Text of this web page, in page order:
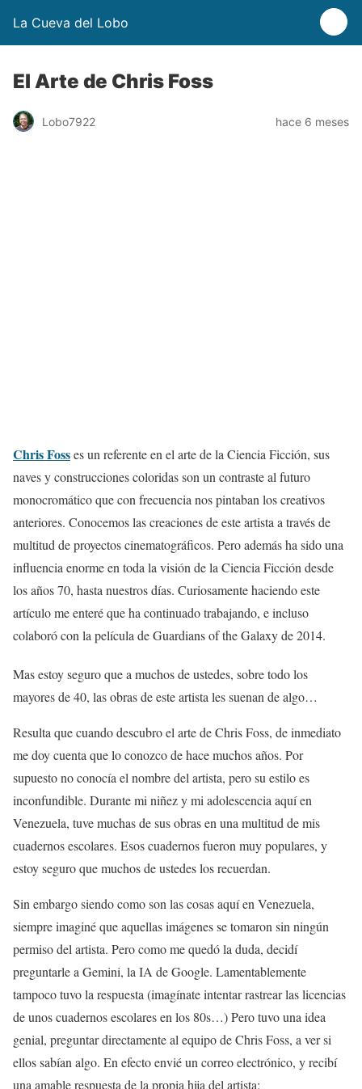
La Cueva del Lobo
El Arte de Chris Foss
Lobo7922 hace 6 meses
Chris Fosses un referente en el arte de la Ciencia Ficción, sus
naves y construcciones coloridas son un contraste al futuro
monocromático que con frecuencia nos pintaban los creativos
anteriores. Conocemos las creaciones de este artista a través de
multitud de proyectos cinematográficos. Pero además ha sido una
influencia enorme en toda la visión de la Ciencia Ficción desde
los años 70, hasta nuestros días. Curiosamente haciendo este
artículo me enteré que ha continuado trabajando, e incluso
colaboró con la película de Guardians of the Galaxy de 2014.
Mas estoy seguro que a muchos de ustedes, sobre todo los
mayores de 40, las obras de este artista les suenan de algo…
Resulta que cuando descubro el arte de Chris Foss, de inmediato
me doy cuenta que lo conozco de hace muchos años. Por
supuesto no conocía el nombre del artista, pero su estilo es
inconfundible. Durante mi niñez y mi adolescencia aquí en
Venezuela, tuve muchas de sus obras en una multitud de mis
cuadernos escolares. Esos cuadernos fueron muy populares, y
estoy seguro que muchos de ustedes los recuerdan.
Sin embargo siendo como son las cosas aquí en Venezuela,
siempre imaginé que aquellas imágenes se tomaron sin ningún
permiso del artista. Pero como me quedó la duda, decidí
preguntarle a Gemini, la IA de Google. Lamentablemente
tampoco tuvo la respuesta (imagínate intentar rastrear las licencias
de unos cuadernos escolares en los 80s…) Pero tuvo una idea
genial, preguntar directamente al equipo de Chris Foss, a ver si
ellos sabían algo. En efecto envié un correo electrónico, y recibí
una amable respuesta de la propia hija del artista: